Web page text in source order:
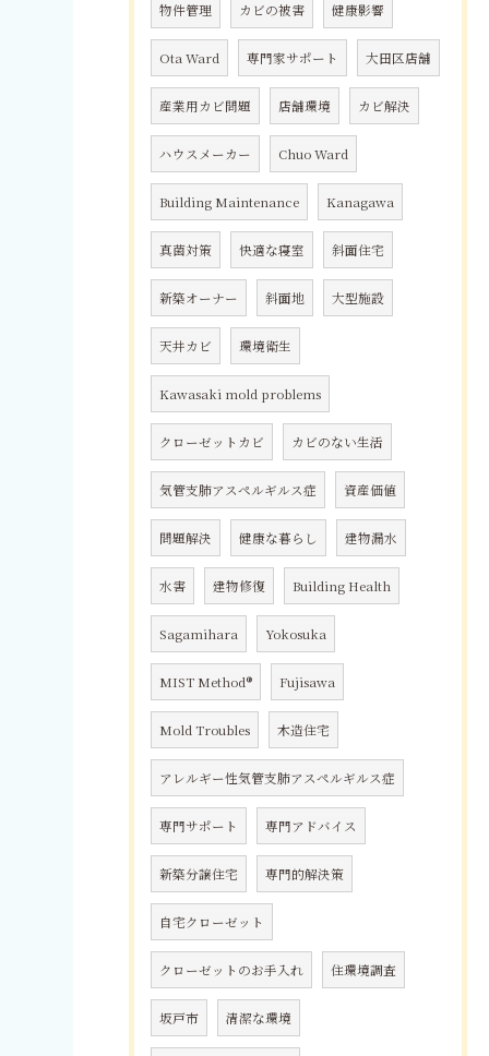
物件管理 カビの被害 健康影響
Ota Ward 専門家サポート 大田区店舗
産業用カビ問題 店舗環境 カビ解決
ハウスメーカー Chuo Ward
Building Maintenance Kanagawa
真菌対策 快適な寝室 斜面住宅
新築オーナー 斜面地 大型施設
天井カビ 環境衛生
Kawasaki mold problems
クローゼットカビ カビのない生活
気管支肺アスペルギルス症 資産価値
問題解決 健康な暮らし 建物漏水
水害 建物修復 Building Health
Sagamihara Yokosuka
MIST Method® Fujisawa
Mold Troubles 木造住宅
アレルギー性気管支肺アスペルギルス症
専門サポート 専門アドバイス
新築分譲住宅 専門的解決策
自宅クローゼット
クローゼットのお手入れ 住環境調査
坂戸市 清潔な環境